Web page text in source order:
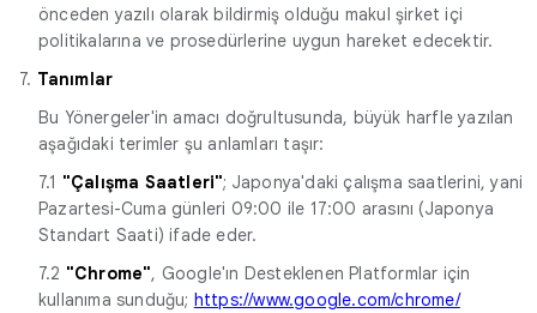
önceden yazılı olarak bildirmiş olduğu makul şirket içi
politikalarına ve prosedürlerine uygun hareket edecektir.
7. Tanımlar
Bu Yönergeler'in amacı doğrultusunda, büyük harfle yazılan
aşağıdaki terimler şu anlamları taşır:
7.1 "Çalışma Saatleri"; Japonya'daki çalışma saatlerini, yani
Pazartesi-Cuma günleri 09:00 ile 17:00 arasını (Japonya
Standart Saati) ifade eder.
7.2 "Chrome", Google'ın Desteklenen Platformlar için
kullanıma sunduğu; https://www.google.com/chrome/